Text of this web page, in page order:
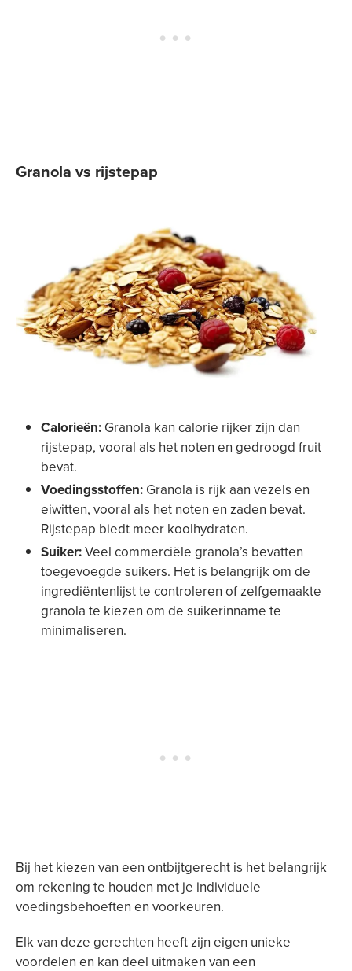
Granola vs rijstepap
Calorieën: Granola kan calorie rijker zijn dan
rijstepap, vooral als het noten en gedroogd fruit
bevat.
Voedingsstoffen: Granola is rijk aan vezels en
eiwitten, vooral als het noten en zaden bevat.
Rijstepap biedt meer koolhydraten.
Suiker:Veel commerciële granola’s bevatten
toegevoegde suikers. Het is belangrijk om de
ingrediëntenlijst te controleren of zelfgemaakte
granola te kiezen om de suikerinname te
minimaliseren.
Bij het kiezen van een ontbijtgerecht is het belangrijk
om rekening te houden met je individuele
voedingsbehoeften en voorkeuren.
Elk van deze gerechten heeft zijn eigen unieke
voordelen en kan deel uitmaken van een